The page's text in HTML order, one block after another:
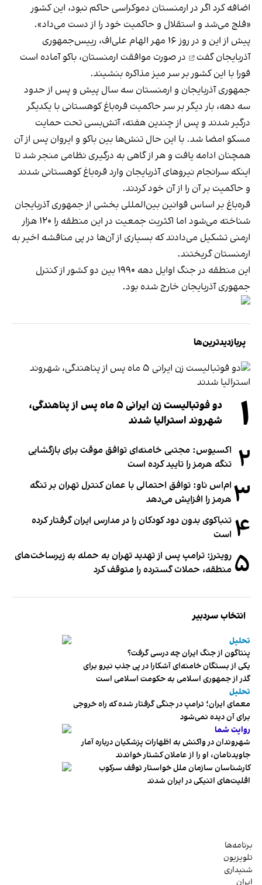
اضافه کرد اگر در ارمنستان دموکراسی حاکم نبود، این کشور
«فلج می‌شد و استقلال و حاکمیت خود را از دست می‌داد».
پیش از این و در روز ۱۶ مهر الهام علی‌اف، رییس‌جمهوری
آذربایجانگفت
در صورت موافقت ارمنستان، باکو آماده است
فورا با این کشور بر سر میز مذاکره بنشیند.
جمهوری آذربایجان و ارمنستان سه سال پیش و پس از حدود
سه دهه، بار دیگر بر سر حاکمیت قره‌باغ کوهستانی با یکدیگر
درگیر شدند و پس از چندین هفته، آتش‌بسی تحت حمایت
مسکو امضا شد. با این حال تنش‌ها بین باکو و ایروان پس از آن
همچنان ادامه یافت و هر از گاهی به درگیری نظامی منجر شد تا
اینکه سرانجام نیروهای آذربایجان وارد قره‌باغ کوهستانی شدند
و حاکمیت بر آن را از آن خود کردند.
قره‌باغ بر اساس قوانین بین‌المللی بخشی از جمهوری آذربایجان
شناخته می‌شود اما اکثریت جمعیت در این منطقه را ۱۲۰ هزار
ارمنی تشکیل می‌دادند که بسیاری از آن‌ها در پی مناقشه اخیر به
ارمنستان گریختند.
این منطقه در جنگ اوایل دهه ۱۹۹۰ بین دو کشور از کنترل
جمهوری آذربایجان خارج شده بود.
پربازدیدترین‌ها
۱
دو فوتبالیست زن ایرانی ۵ ماه پس از پناهندگی،
شهروند استرالیا شدند
۲ اکسیوس: مجتبی خامنه‌ای توافق موقت برای بازگشایی
تنگه هرمز را تایید کرده است
۳ ام‌اس ناو: توافق احتمالی با عمان کنترل تهران بر تنگه
هرمز را افزایش می‌دهد
۴ تنباکوی بدون دود کودکان را در مدارس ایران گرفتار کرده
است
۵ رویترز: ترامپ پس از تهدید تهران به حمله به زیرساخت‌های
منطقه، حملات گسترده را متوقف کرد
انتخاب سردبیر
تحلیل
پنتاگون از جنگ ایران چه درسی گرفت؟
یکی از بستگان خامنه‌ای آشکارا در پی جذب نیرو برای
گذر از جمهوری اسلامی به حکومت اسلامی است
تحلیل
معمای ایران؛ ترامپ در جنگی گرفتار شده که راه خروجی
برای آن دیده نمی‌شود
روایت شما
شهروندان در واکنش به اظهارات پزشکیان درباره آمار
جاویدنامان، او را از عاملان کشتار خواندند
کارشناسان سازمان ملل خواستار توقف سرکوب
اقلیت‌های اتنیکی در ایران شدند
برنامه‌ها
تلویزیون
شنیداری
ایران